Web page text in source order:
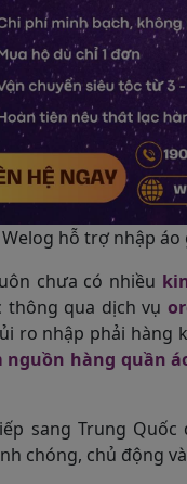
Welog hỗ trợ nhập
chưa có nhiều
thông qua dịch vụ
ro nhập phải hàng
nguồn hàng quần
sang Trung
chóng, chủ động